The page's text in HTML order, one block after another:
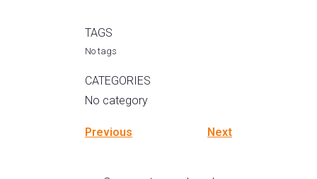
TAGS
No tags
CATEGORIES
No category
Previous Next